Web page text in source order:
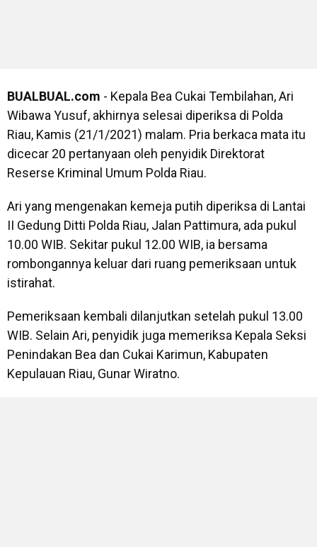
BUALBUAL.com - Kepala Bea Cukai Tembilahan, Ari
Wibawa Yusuf, akhirnya selesai diperiksa di Polda
Riau, Kamis (21/1/2021) malam. Pria berkaca mata itu
dicecar 20 pertanyaan oleh penyidik Direktorat
Reserse Kriminal Umum Polda Riau.
Ari yang mengenakan kemeja putih diperiksa di Lantai
II Gedung Ditti Polda Riau, Jalan Pattimura, ada pukul
10.00 WIB. Sekitar pukul 12.00 WIB, ia bersama
rombongannya keluar dari ruang pemeriksaan untuk
istirahat.
Pemeriksaan kembali dilanjutkan setelah pukul 13.00
WIB. Selain Ari, penyidik juga memeriksa Kepala Seksi
Penindakan Bea dan Cukai Karimun, Kabupaten
Kepulauan Riau, Gunar Wiratno.